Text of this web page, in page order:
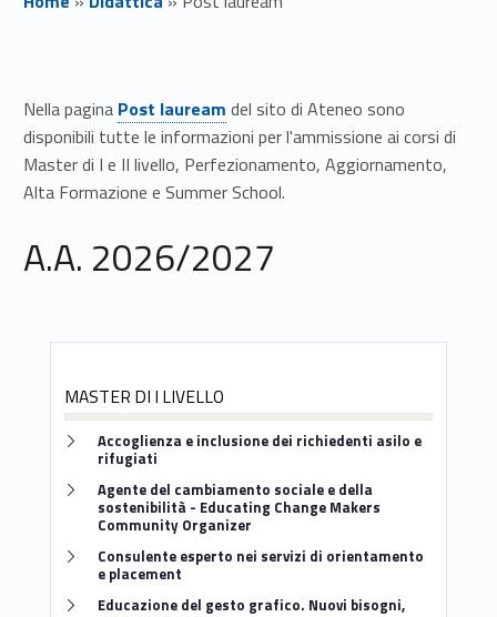
Nella pagina Post lauream del sito di Ateneo sono
disponibili tutte le informazioni per l'ammissione ai corsi di
Master di I e II livello, Perfezionamento, Aggiornamento,
Alta Formazione e Summer School.
A.A. 2026/2027
MASTER DI I LIVELLO
Link identifier #identifier__31129-1
Accoglienza e inclusione dei richiedenti asilo e
rifugiati
Link identifier #identifier__57657-2
Agente del cambiamento sociale e della
sostenibilità - Educating Change Makers
Community Organizer
Link identifier #identifier__150872-3
Consulente esperto nei servizi di orientamento
e placement
Link identifier #identifier__91456-4
Educazione del gesto grafico. Nuovi bisogni,